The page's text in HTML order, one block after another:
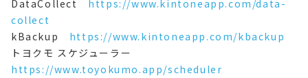
DataCollect https://www.kintoneapp.com/data-
collect
kBackup https://www.kintoneapp.com/kbackup
トヨクモ スケジューラー
https://www.toyokumo.app/scheduler